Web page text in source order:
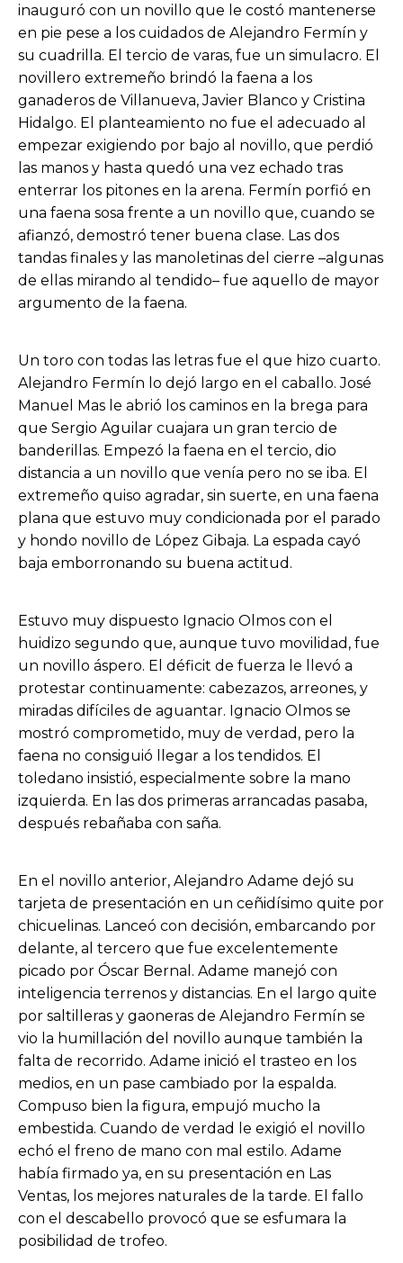
inauguró con un novillo que le costó mantenerse
en pie pese a los cuidados de Alejandro Fermín y
su cuadrilla. El tercio de varas, fue un simulacro. El
novillero extremeño brindó la faena a los
ganaderos de Villanueva, Javier Blanco y Cristina
Hidalgo. El planteamiento no fue el adecuado al
empezar exigiendo por bajo al novillo, que perdió
las manos y hasta quedó una vez echado tras
enterrar los pitones en la arena. Fermín porfió en
una faena sosa frente a un novillo que, cuando se
afianzó, demostró tener buena clase. Las dos
tandas finales y las manoletinas del cierre –algunas
de ellas mirando al tendido– fue aquello de mayor
argumento de la faena.
Un toro con todas las letras fue el que hizo cuarto.
Alejandro Fermín lo dejó largo en el caballo. José
Manuel Mas le abrió los caminos en la brega para
que Sergio Aguilar cuajara un gran tercio de
banderillas. Empezó la faena en el tercio, dio
distancia a un novillo que venía pero no se iba. El
extremeño quiso agradar, sin suerte, en una faena
plana que estuvo muy condicionada por el parado
y hondo novillo de López Gibaja. La espada cayó
baja emborronando su buena actitud.
Estuvo muy dispuesto Ignacio Olmos con el
huidizo segundo que, aunque tuvo movilidad, fue
un novillo áspero. El déficit de fuerza le llevó a
protestar continuamente: cabezazos, arreones, y
miradas difíciles de aguantar. Ignacio Olmos se
mostró comprometido, muy de verdad, pero la
faena no consiguió llegar a los tendidos. El
toledano insistió, especialmente sobre la mano
izquierda. En las dos primeras arrancadas pasaba,
después rebañaba con saña.
En el novillo anterior, Alejandro Adame dejó su
tarjeta de presentación en un ceñidísimo quite por
chicuelinas. Lanceó con decisión, embarcando por
delante, al tercero que fue excelentemente
picado por Óscar Bernal. Adame manejó con
inteligencia terrenos y distancias. En el largo quite
por saltilleras y gaoneras de Alejandro Fermín se
vio la humillación del novillo aunque también la
falta de recorrido. Adame inició el trasteo en los
medios, en un pase cambiado por la espalda.
Compuso bien la figura, empujó mucho la
embestida. Cuando de verdad le exigió el novillo
echó el freno de mano con mal estilo. Adame
había firmado ya, en su presentación en Las
Ventas, los mejores naturales de la tarde. El fallo
con el descabello provocó que se esfumara la
posibilidad de trofeo.